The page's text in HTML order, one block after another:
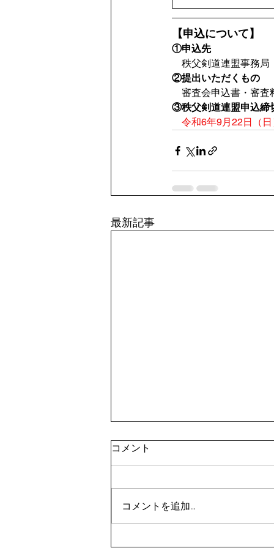
【申込について】
①申込先
秩父剣道連盟事務局
②提出いただくもの
審査会申込書・審査
③秩父剣道連盟申込締
令和6年9月22日（日
最新記事
令和8年9月剣道八段受審者講
申込みください。 【申込方法】
①申込先 秩父剣道連盟事務
コメント
コメントを追加…